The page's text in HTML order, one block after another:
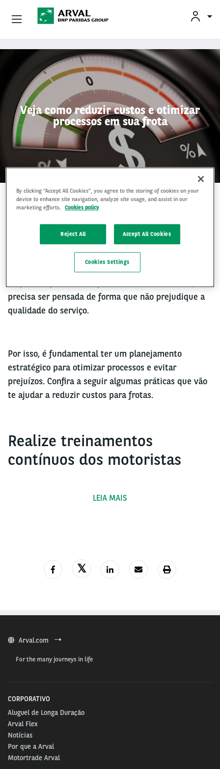
Pular para o conteúdo principal
Veja como reduzir custos e otimizar
processos em sua frota
29 Jun 2022
A redução de custos pode fazer uma grande
diferença para potencializar a lucratividade das
precisa ser pensada de forma que não prejudique a
qualidade do serviço.
Por isso, é fundamental ter um planejamento
estratégico para otimizar processos e evitar
prejuízos. Confira a seguir algumas práticas que vão
te ajudar a reduzir custos para frotas.
Realize treinamentos
contínuos dos motoristas
evitem custos desnecessários com a frota. A
forma defensiva e tenham boa conduta no trânsito.
O gasto com o combustível representa uma fonte
recorrente de dispêndio com a frota. Por isso, fazer a
gestão de combustível é essencial para reduzir os
LEIA MAIS
Arval.com
For the many journeys in life
CORPORATIVO
Aluguel de Longa Duração
Arval Flex
Notícias
Por que a Arval
Motortrade Arval
Conheça A Arval
By clicking “Accept All Cookies”, you agree to the storing of cookies on your
device to enhance site navigation, analyze site usage, and assist in our
marketing efforts.
Cookies policy
Reject All Accept All Cookies
Cookies Settings